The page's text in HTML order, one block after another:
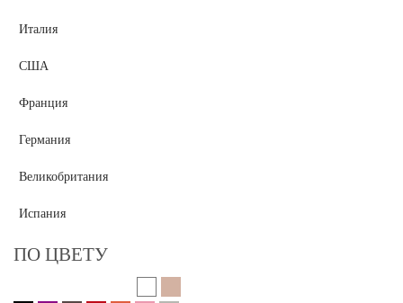
Италия
США
Франция
Германия
Великобритания
Испания
ПО ЦВЕТУ